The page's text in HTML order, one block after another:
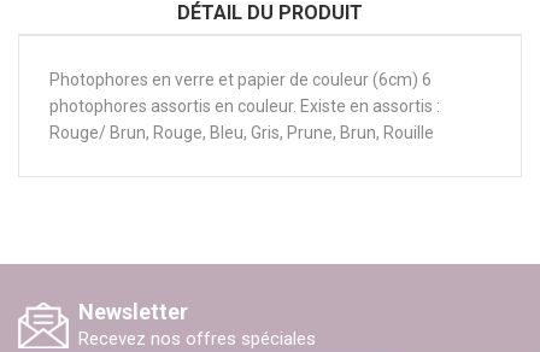
DÉTAIL DU PRODUIT
Photophores en verre et papier de couleur (6cm) 6
photophores assortis en couleur. Existe en assortis :
Rouge/ Brun, Rouge, Bleu, Gris, Prune, Brun, Rouille
Newsletter
Recevez nos offres spéciales